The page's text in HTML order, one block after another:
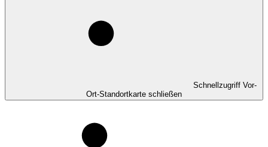
Schnellzugriff Vor-
Ort-Standortkarte schließen